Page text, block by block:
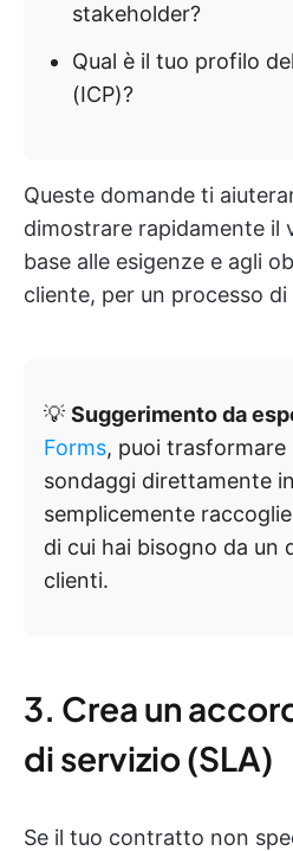
stakeholder?
Qual è il tuo profilo
(ICP)?
Queste domande ti
dimostrare rapidamente il
base alle esigenze e agli
cliente, per un processo
💡 Suggerimento da
Forms, puoi trasformare
sondaggi direttamente
semplicemente
di cui hai bisogno da un
clienti.
3. Crea un
di servizio (SLA)
Se il tuo contratto non